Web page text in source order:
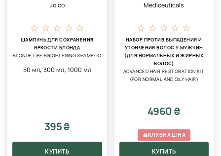
Joico
ШАМПУНЬ ДЛЯ СОХРАНЕНИЯ
ЯРКОСТИ БЛОНДА
BLONDE LIFE BRIGHTENING SHAMPOO
50 мл, 300 мл, 1000 мл
395 ₴
КУПИТЬ
Mediceuticals
НАБОР ПРОТИВ ВЫПАДЕНИЯ И
УТОНЧЕНИЯ ВОЛОС У МУЖЧИН
(ДЛЯ НОРМАЛЬНЫХ И ЖИРНЫХ
ВОЛОС)
ADVANCED HAIR RESTORATION KIT
(FOR NORMAL AND OILY HAIR)
4960 ₴
КЛУБНА ЦІНА
КУПИТЬ